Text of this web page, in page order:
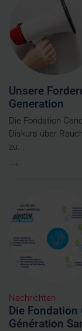
Unsere
Generation
Die Fondation
Diskurs über
zu...
Nachrichten
Die
Génération